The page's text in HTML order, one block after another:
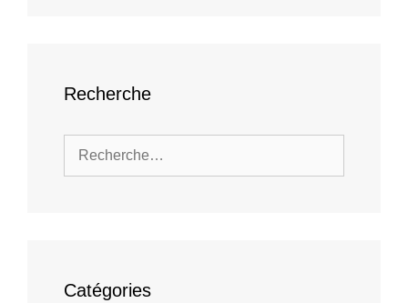
Recherche
Catégories